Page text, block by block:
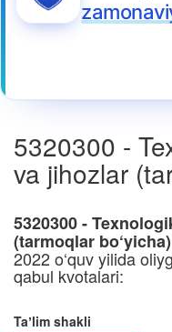
5320300 -
va jihozlar
5320300 -
(tarmoqlar bo‘yicha)
2022 o‘quv yilida
qabul kvotalari:
Taʼlim shakli